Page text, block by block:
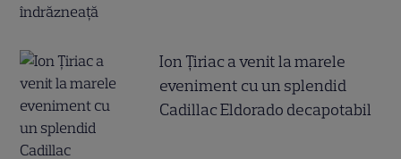
Ion Țiriac a venit la marele
eveniment cu un splendid
Cadillac Eldorado decapotabil